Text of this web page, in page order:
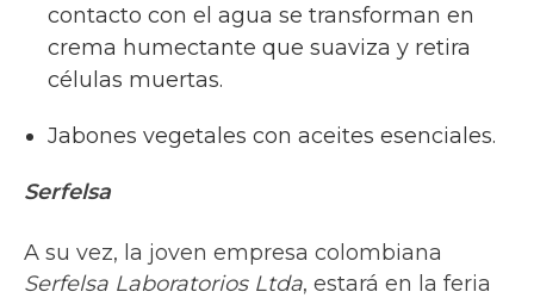
contacto con el agua se transforman en
crema humectante que suaviza y retira
células muertas.
Jabones vegetales con aceites esenciales.
Serfelsa
A su vez, la joven empresa colombiana
Serfelsa Laboratorios Ltda, estará en la feria